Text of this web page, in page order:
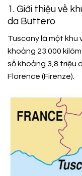
1. Giới thiệu về
da Buttero
Tuscany là một khu
khoảng 23.000
số khoảng 3,8 triệu
Florence (Firenze).